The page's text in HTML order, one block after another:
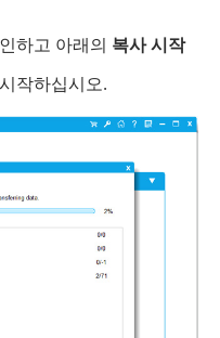
하고 아래의 복사 시작
작하십시오.